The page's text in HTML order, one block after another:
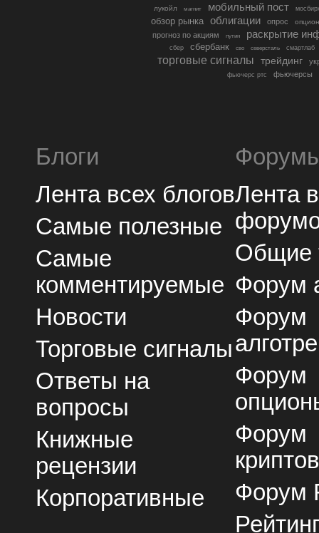
лукойл
магнит мобильный пост
обзор рынка облигации опрос
прогноз по акциям путин раскрытие
сбер сбербанк сво северсталь смартлаб
торговые сигналы трейдинг
фьючерс ртс фьючерсы
Блоги
Лента всех блогов
Самые полезные
Самые
комментируемые
Новости
Торговые сигналы
Ответы на
вопросы
Книжные
рецензии
Корпоративные
Лента
Общие
Форум
Форум
Форум
Форум
Форум